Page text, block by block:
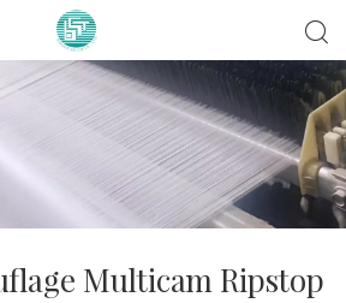
Multicam Ripstop